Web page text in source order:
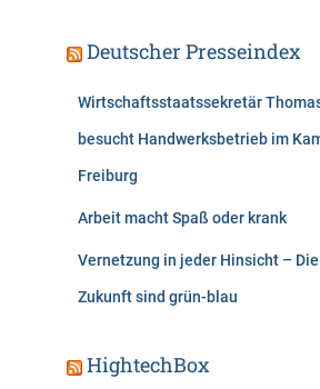
Deutscher Presseindex
Wirtschaftsstaatssekretär
besucht Handwerksbetrieb im
Freiburg
Arbeit macht Spaß oder krank
Vernetzung in jeder Hinsicht –
Zukunft sind grün-blau
HightechBox